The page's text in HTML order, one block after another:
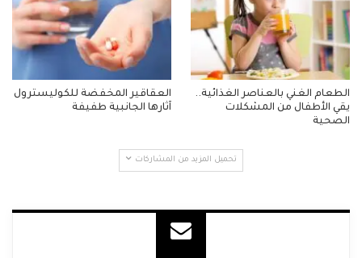
الطعام الغني بالعناصر الغذائية..
يقي الأطفال من المشكلات
الصحية
العقاقير المخفضة للكوليسترول
آثارها الجانبية طفيفة
تحميل المزيد من المشاركات